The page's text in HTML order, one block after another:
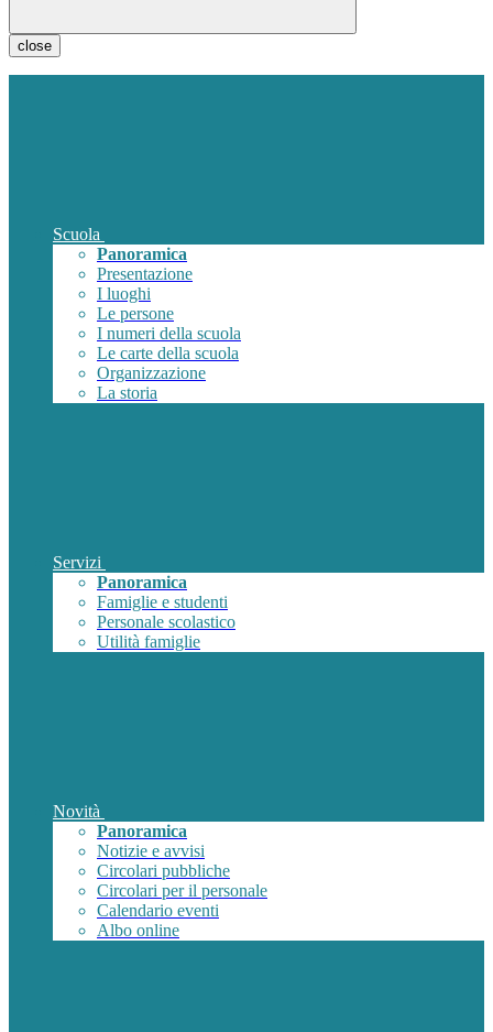
close
Scuola
Panoramica
Presentazione
I luoghi
Le persone
I numeri della scuola
Le carte della scuola
Organizzazione
La storia
Servizi
Panoramica
Famiglie e studenti
Personale scolastico
Utilità famiglie
Novità
Panoramica
Notizie e avvisi
Circolari pubbliche
Circolari per il personale
Calendario eventi
Albo online